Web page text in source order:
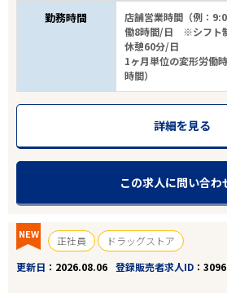
勤務時間
店舗営業時間（例：
働8時間/日 ※シフト
休憩60分/日
1ヶ月単位の変形労働
時間）
詳細を見る
この求人に問い合わ
NEW 正社員
ドラッグストア
更新日
2026.08.06 登録販売者求人ID